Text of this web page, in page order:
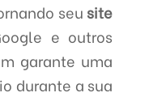
seu site
e outros
garante uma
durante a sua